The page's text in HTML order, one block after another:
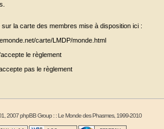
la carte des membres mise à disposition ici :
carte/LMDP/monde.html
le règlement
pas le règlement
2007 phpBB Group : :Le Monde des Phasmes, 1999-2010